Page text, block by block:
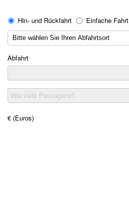
Hin- und Rückfahrt Einfache Fahrt
Abfahrt
Wie viele Passagiere?
€ (Euros)